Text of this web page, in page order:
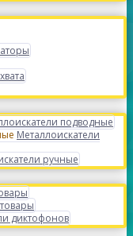
подводные
Металлоискатели
ручные
диктофонов